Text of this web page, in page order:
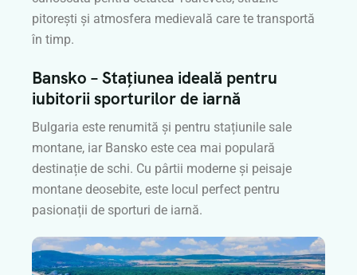
pitorești și atmosfera medievală care te transportă
în timp.
Bansko – Stațiunea ideală pentru
iubitorii sporturilor de iarnă
Bulgaria este renumită și pentru stațiunile sale
montane, iar Bansko este cea mai populară
destinație de schi. Cu pârtii moderne și peisaje
montane deosebite, este locul perfect pentru
pasionații de sporturi de iarnă.